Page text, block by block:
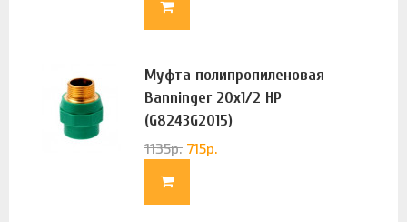
Муфта полипропиленовая
Banninger 20х1/2 НР
(G8243G2015)
1135р. 715р.